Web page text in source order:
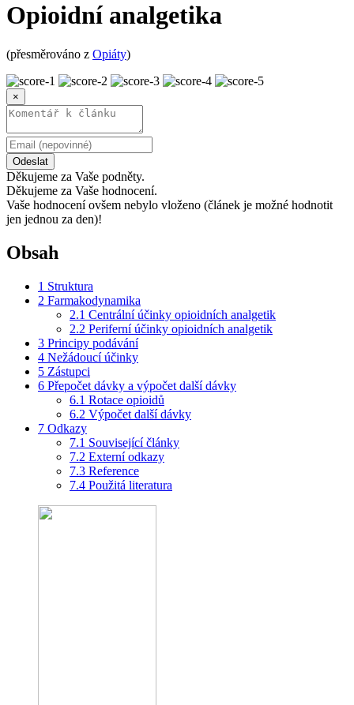
Opioidní analgetika
(přesměrováno z Opiáty)
×
Odeslat
Děkujeme za Vaše podněty.
Děkujeme za Vaše hodnocení.
Vaše hodnocení ovšem nebylo vloženo (článek je možné hodnotit
jen jednou za den)!
Obsah
1 Struktura
2 Farmakodynamika
2.1 Centrální účinky opioidních analgetik
2.2 Periferní účinky opioidních analgetik
3 Principy podávání
4 Nežádoucí účinky
5 Zástupci
6 Přepočet dávky a výpočet další dávky
6.1 Rotace opioidů
6.2 Výpočet další dávky
7 Odkazy
7.1 Související články
7.2 Externí odkazy
7.3 Reference
7.4 Použitá literatura